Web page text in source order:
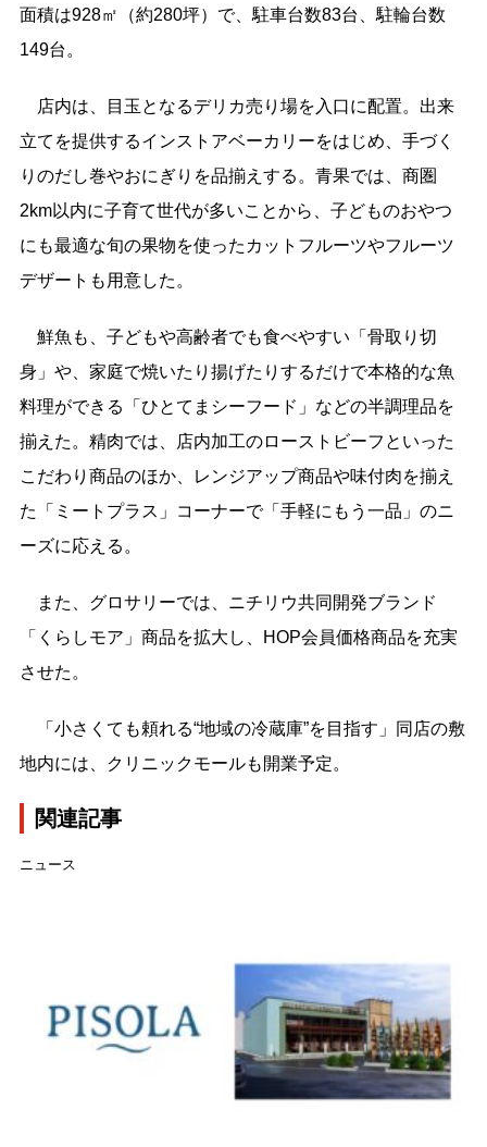
面積は928㎡（約280坪）で、駐車台数83台、駐輪台数
149台。
店内は、
目玉となるデリカ売り場を入口に配置。出来
立てを提供するインストアベーカリーをはじめ、手づく
りのだし巻やおにぎりを品揃えする 。 青果では、商圏
2km以内に子育て世代が多いことから、子どものおやつ
にも最適な旬の果物を使ったカットフルーツやフルーツ
デザートも用意した。
鮮魚も、 子どもや高齢者でも食べやすい「骨取り切
身」や、家庭で焼いたり揚げたりするだけで本格的な魚
料理ができる「ひとてまシーフード」などの半調理品を
揃えた 。精肉では、店内加工のローストビーフといった
こだわり商品のほか、レンジアップ商品や味付肉を揃え
た「ミートプラス」コーナーで「手軽にもう一品」のニ
ーズに応える 。
また、 グロサリーでは、ニチリウ共同開発ブランド
「くらしモア」商品を拡大し、HOP会員価格商品を充実
させた 。
「小さくても頼れる“地域の冷蔵庫”を目指す」同店の敷
地内には、クリニックモールも開業予定。
関連記事
ニュース